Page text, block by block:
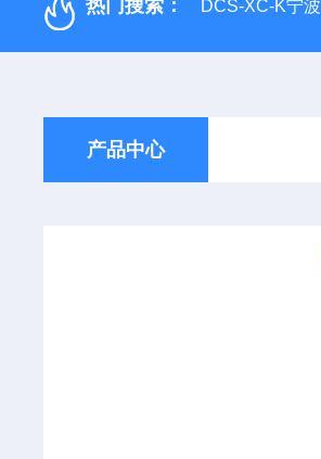
热门搜索： DCS-XC-K宁
产品中心